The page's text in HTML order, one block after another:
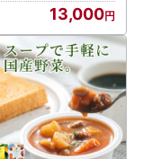
13,000